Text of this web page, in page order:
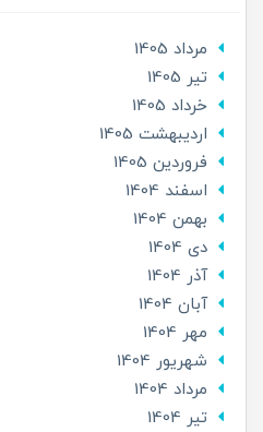
مرداد 1405
تير 1405
خرداد 1405
ارديبهشت 1405
فروردین 1405
اسفند 1404
بهمن 1404
دی 1404
آذر 1404
آبان 1404
مهر 1404
شهریور 1404
مرداد 1404
تير 1404